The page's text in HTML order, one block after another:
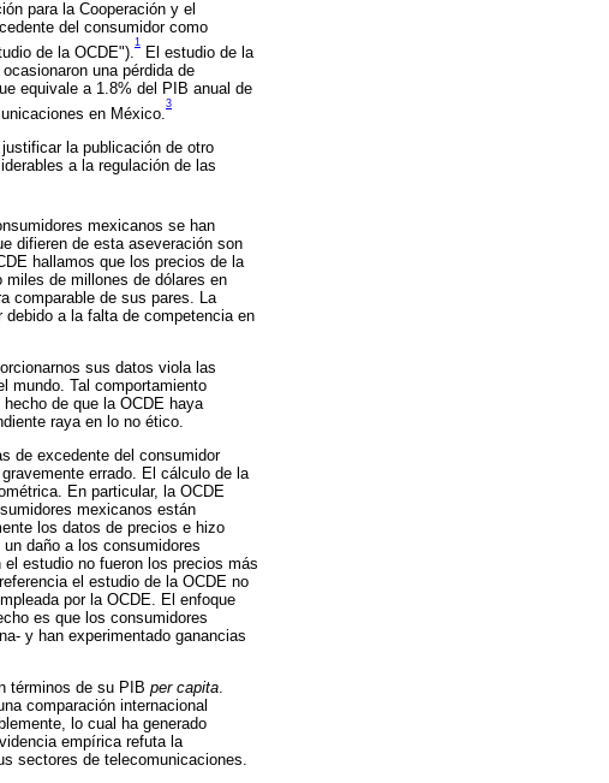
para la Cooperación y el
del consumidor como
de la OCDE").
1
El estudio de la
una pérdida de
equivale a 1.8% del PIB anual de
en México.
3
la publicación de otro
a la regulación de las
mexicanos se han
difieren de esta aseveración son
hallamos que los precios de la
de millones de dólares en
comparable de sus pares. La
a la falta de competencia en
sus datos viola las
mundo. Tal comportamiento
de que la OCDE haya
raya en lo no ético.
de excedente del consumidor
errado. El cálculo de la
En particular, la OCDE
mexicanos están
los datos de precios e hizo
daño a los consumidores
estudio no fueron los precios más
el estudio de la OCDE no
por la OCDE. El enfoque
es que los consumidores
y han experimentado ganancias
términos de su PIB per capita.
comparación internacional
lo cual ha generado
empírica refuta la
sectores de telecomunicaciones.